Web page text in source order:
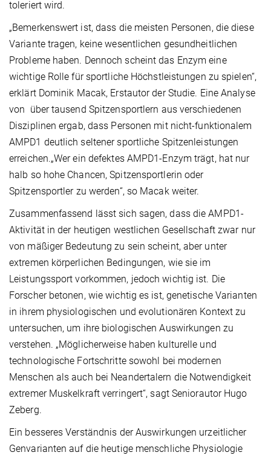
toleriert wird.
„Bemerkenswert ist, dass die meisten Personen, die diese
Variante tragen, keine wesentlichen gesundheitlichen
Probleme haben. Dennoch scheint das Enzym eine
wichtige Rolle für sportliche Höchstleistungen zu spielen“,
erklärt Dominik Macak, Erstautor der Studie. Eine Analyse
von über tausend Spitzensportlern aus verschiedenen
Disziplinen ergab, dass Personen mit nicht-funktionalem
AMPD1 deutlich seltener sportliche Spitzenleistungen
erreichen.„Wer ein defektes AMPD1-Enzym trägt, hat nur
halb so hohe Chancen, Spitzensportlerin oder
Spitzensportler zu werden“, so Macak weiter.
Zusammenfassend lässt sich sagen, dass die AMPD1-
Aktivität in der heutigen westlichen Gesellschaft zwar nur
von mäßiger Bedeutung zu sein scheint, aber unter
extremen körperlichen Bedingungen, wie sie im
Leistungssport vorkommen, jedoch wichtig ist. Die
Forscher betonen, wie wichtig es ist, genetische Varianten
in ihrem physiologischen und evolutionären Kontext zu
untersuchen, um ihre biologischen Auswirkungen zu
verstehen. „Möglicherweise haben kulturelle und
technologische Fortschritte sowohl bei modernen
Menschen als auch bei Neandertalern die Notwendigkeit
extremer Muskelkraft verringert“, sagt Seniorautor Hugo
Zeberg.
Ein besseres Verständnis der Auswirkungen urzeitlicher
Genvarianten auf die heutige menschliche Physiologie